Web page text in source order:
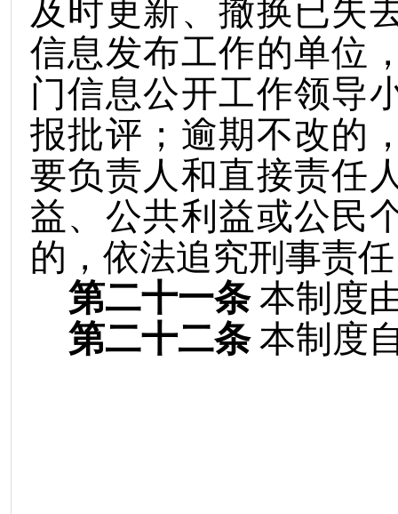
及时更新、撤换已失
信息发布工作的单位
门信息公开工作领导
报批评；逾期不改的
要负责人和直接责任
益、公共利益或公民
的，依法追究刑事责
第二十一条 本制度
第二十二条 本制度